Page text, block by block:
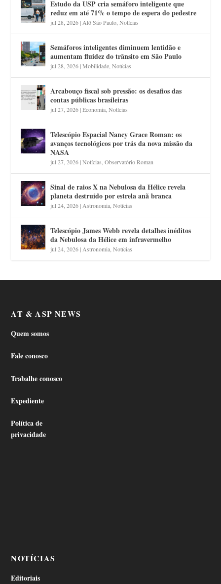
Estudo da USP cria semáforo inteligente que
reduz em até 71% o tempo de espera do pedestre
jul 28, 2026| Alô São Paulo ,Notícias
Semáforos inteligentes diminuem lentidão e
aumentam fluidez do trânsito em São Paulo
jul 28, 2026|Mobilidade ,Notícias
Arcabouço fiscal sob pressão: os desafios das
contas públicas brasileiras
jul 27, 2026|Economia ,Notícias
Telescópio Espacial Nancy Grace Roman: os
avanços tecnológicos por trás da nova missão da
NASA
jul 27, 2026|Notícias ,Observatório Roman
Sinal de raios X na Nebulosa da Hélice revela
planeta destruído por estrela anã branca
jul 24, 2026| Astronomia ,Notícias
Telescópio James Webb revela detalhes inéditos
da Nebulosa da Hélice em infravermelho
jul 24, 2026| Astronomia ,Notícias
AT & ASP NEWS
Quem somos
Fale conosco
Trabalhe conosco
Expediente
Política de
privacidade
NOTÍCIAS
Editoriais